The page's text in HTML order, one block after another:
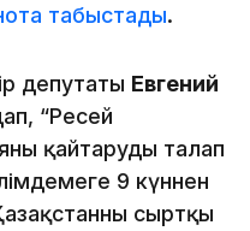
табыстады.
депутаты Евгений
“Ресей
қайтаруды талап
9 күннен
сыртқы